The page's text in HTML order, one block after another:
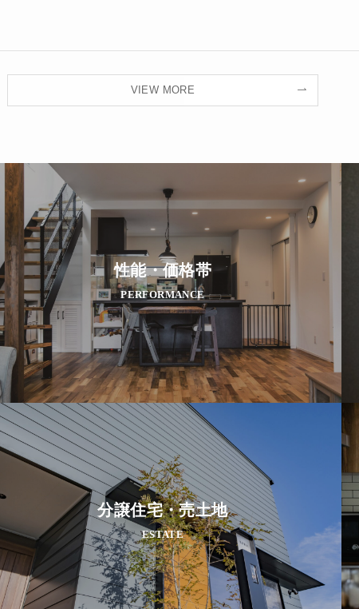
VIEW MORE
性能・価格帯
PERFORMANCE
分譲住宅・売土地
ESTATE